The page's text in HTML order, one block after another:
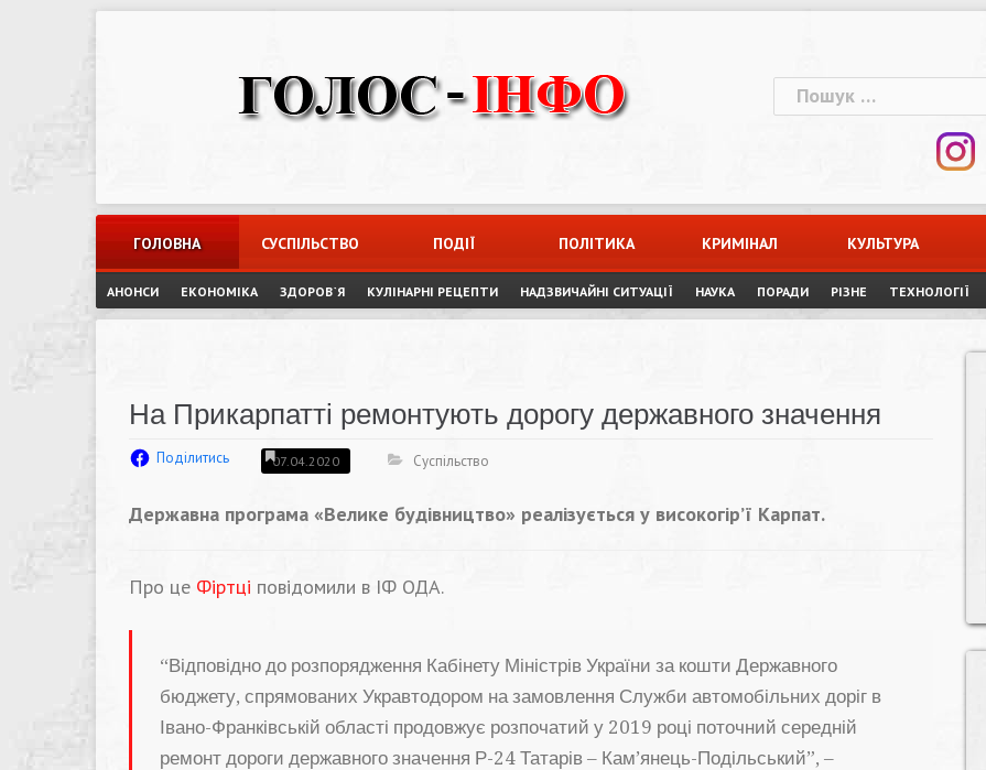
Пошук:
ГОЛОВНА СУСПІЛЬСТВО ПОДІЇ ПОЛІТИКА КРИМІНАЛ КУЛЬТУРА
АНОНСИ ЕКОНОМІКА ЗДОРОВ`Я КУЛІНАРНІ РЕЦЕПТИ НАДЗВИЧАЙНІ СИТУАЦІЇ НАУКА ПОРАДИ РІЗНЕ ТЕХНОЛОГІЇ
На Прикарпатті ремонтують дорогу державного значення
Поділитись 07.04.2020 Суспільство
Державна програма «Велике будівництво» реалізується у високогір’ї Карпат.
Про це Фіртці повідомили в ІФ ОДА.
“Відповідно до розпорядження Кабінету Міністрів України за кошти Державного
бюджету, спрямованих Укравтодором на замовлення Служби автомобільних доріг в
Івано-Франківській області продовжує розпочатий у 2019 році поточний середній
ремонт дороги державного значення Р-24 Татарів – Кам’янець-Подільський”, –